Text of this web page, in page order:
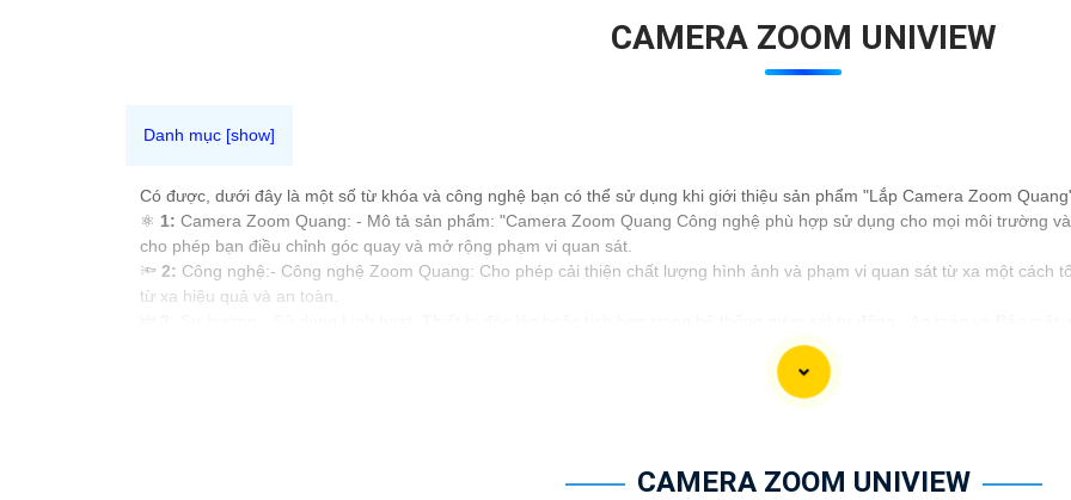
CAMERA ZOOM UNIVIEW
Có được, dưới đây là một số từ khóa và công nghệ bạn có thể sử dụng khi giới thiệu sản phẩm "Lắp Camera Zoom
⚛️ 1: Camera Zoom Quang: - Mô tả sản phẩm: "Camera Zoom Quang Công nghệ phù hợp sử dụng cho mọi môi trường
cho phép bạn điều chỉnh góc quay và mở rộng phạm vi quan sát.
🔦 2: Công nghệ:- Công nghệ Zoom Quang: Cho phép cải thiện chất lượng hình ảnh và phạm vi quan sát từ xa một cách
từ xa hiệu quả và an toàn.
Bạn có thể sử dụng những từ khóa này để tạo bài giới thiệu sản phẩm hoặc thông tin mô tả cho Camera Zoom Quang
CAMERA ZOOM UNIVIEW